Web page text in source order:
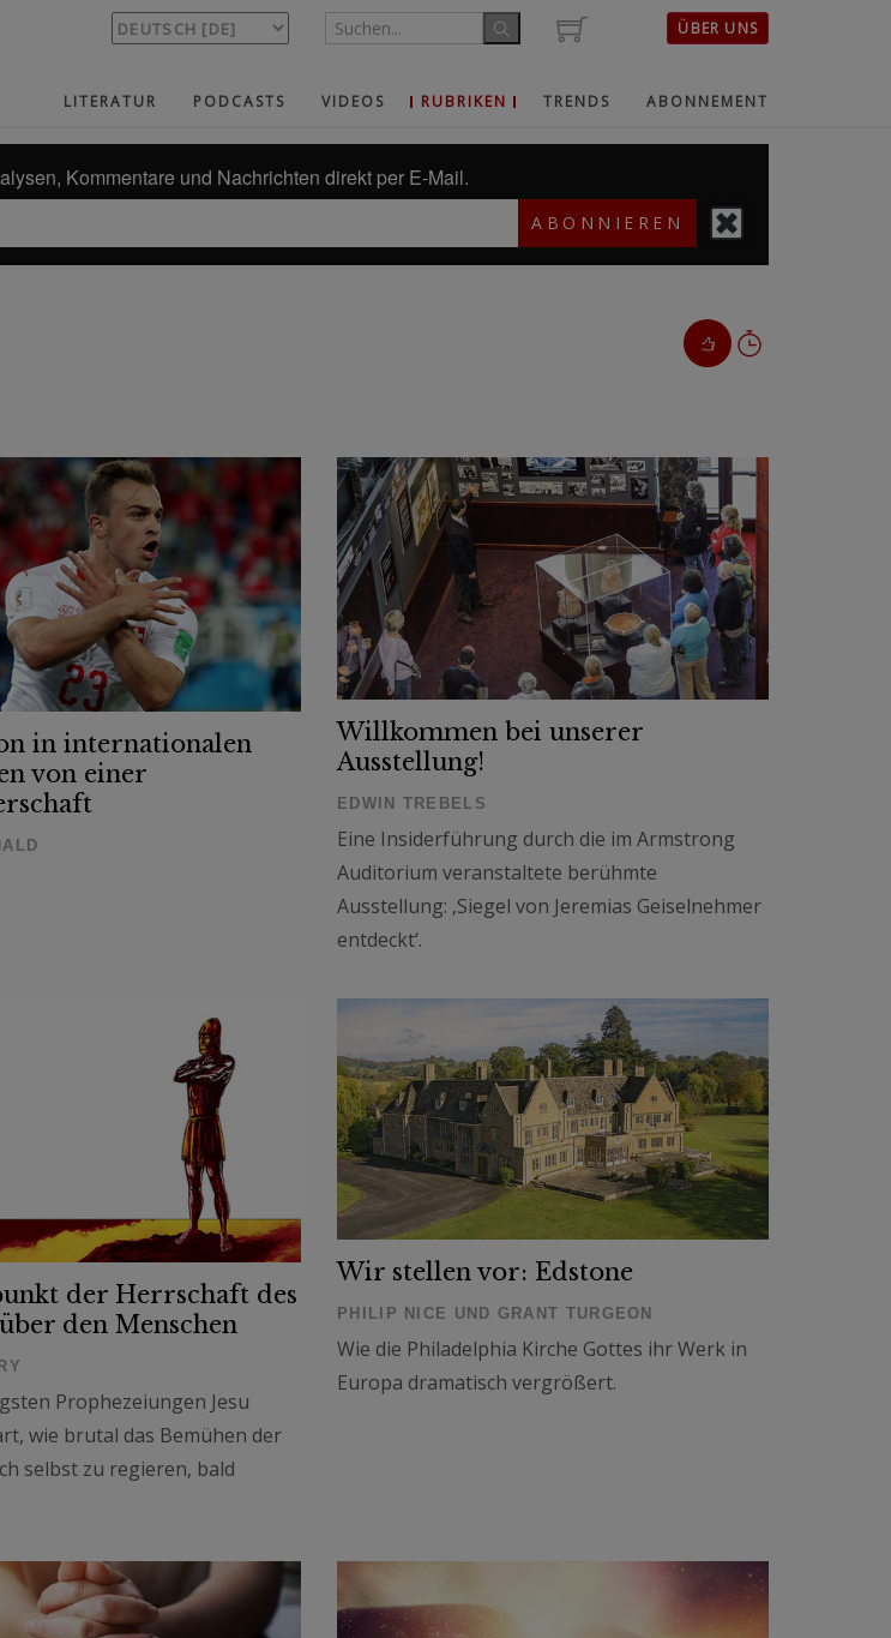
ÜBER UNS
LITERATUR PODCASTS VIDEOS RUBRIKEN TRENDS ABONNEMENT
Kommentare und Nachrichten direkt per E-Mail.
ABONNIEREN
in internationalen
von einer
Willkommen bei unserer
Ausstellung!
EDWIN TREBELS
Eine Insiderführung durch die im Armstrong
Auditorium veranstaltete berühmte
Ausstellung: ‚Siegel von Jeremias Geiselnehmer
entdeckt‘.
der Herrschaft des
den Menschen
Prophezeiungen Jesu
wie brutal das Bemühen der
selbst zu regieren, bald
Wir stellen vor: Edstone
PHILIP NICE UND GRANT TURGEON
Wie die Philadelphia Kirche Gottes ihr Werk in
Europa dramatisch vergrößert.